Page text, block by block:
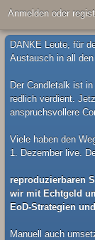
Anmelden oder
DANKE Leute, für
Austausch in all
Der Candletalk ist
redlich verdient.
anspruchsvollere
Viele haben den
1. Dezember live.
reproduzierbaren
wir mit Echtgeld
EoD-Strategien
Manuell auch